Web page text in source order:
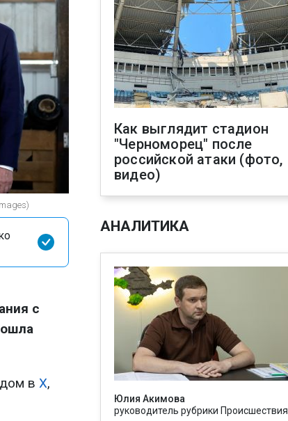
с
в Х,
Как выглядит стадион
"Черноморец" после
российской атаки (фото,
видео)
АНАЛИТИКА
Юлия Акимова
руководитель рубрики Происшествия